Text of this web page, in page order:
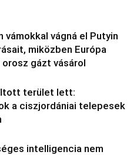
vámokkal vágná el Putyin
miközben Európa
gázt vásárol
terület lett:
a ciszjordániai telepesek
intelligencia nem